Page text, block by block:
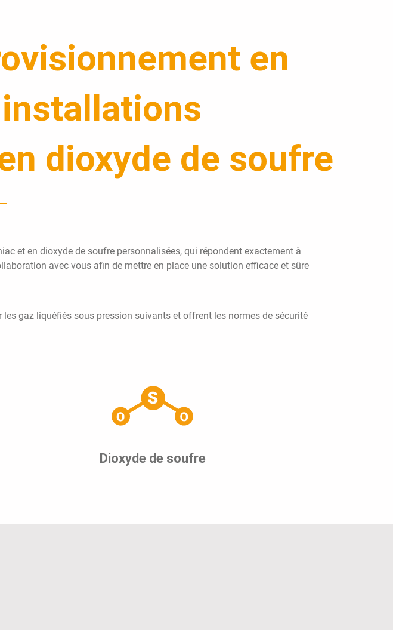
en
dioxyde de soufre
et en dioxyde de soufre personnalisées, qui répondent exactement à
avec vous afin de mettre en place une solution efficace et sûre
gaz liquéfiés sous pression suivants et offrent les normes de sécurité
Dioxyde de soufre